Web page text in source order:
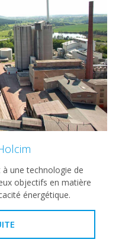
une technologie de
objectifs en matière
énergétique.